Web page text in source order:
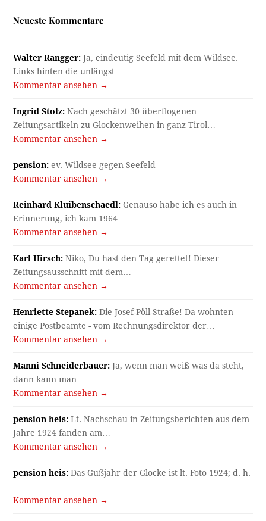
Neueste Kommentare
Walter Rangger: Ja, eindeutig Seefeld mit dem Wildsee.
Links hinten die unlängst…
Kommentar ansehen →
Ingrid Stolz: Nach geschätzt 30 überflogenen
Zeitungsartikeln zu Glockenweihen in ganz Tirol…
Kommentar ansehen →
pension: ev. Wildsee gegen Seefeld
Kommentar ansehen →
Reinhard Kluibenschaedl: Genauso habe ich es auch in
Erinnerung, ich kam 1964…
Kommentar ansehen →
Karl Hirsch: Niko, Du hast den Tag gerettet! Dieser
Zeitungsausschnitt mit dem…
Kommentar ansehen →
Henriette Stepanek: Die Josef-Pöll-Straße! Da wohnten
einige Postbeamte - vom Rechnungsdirektor der…
Kommentar ansehen →
Manni Schneiderbauer: Ja, wenn man weiß was da steht,
dann kann man…
Kommentar ansehen →
pension heis: Lt. Nachschau in Zeitungsberichten aus dem
Jahre 1924 fanden am…
Kommentar ansehen →
pension heis: Das Gußjahr der Glocke ist lt. Foto 1924; d. h.
…
Kommentar ansehen →